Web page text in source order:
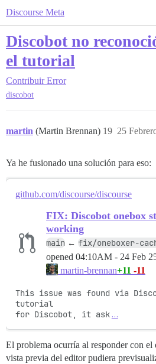
Discourse Meta
Discobot no
el tutorial
Contribuir Error
discobot
martin (Martin Brennan) 25
19
Ya he fusionado una solución para eso:
github.com/discourse/discourse
FIX: Discobot onebox
working
main ← fix/oneboxer-
opened 04:10AM - 24 Feb
martin-brennan+11 -11
This issue was found via
tutorial
for Discobot, it ask …
El problema ocurría al responder con el
vista previa del editor pudiera